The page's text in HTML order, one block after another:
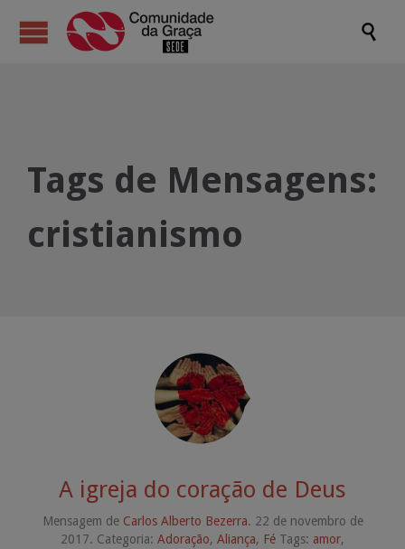

Tags de Mensagens:
cristianismo
A igreja do coração de Deus
Mensagem de Carlos Alberto Bezerra. 22 de novembro de
2017. Categoria: Adoração, Aliança, Fé Tags: amor,